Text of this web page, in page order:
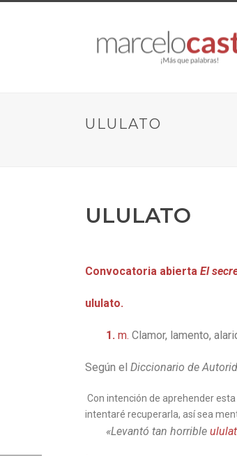
ULULATO
ULULATO
Convocatoria abierta El
ululato.
1. m. Clamor, lamento,
Según el Diccionario de
Con intención de aprehender
intentaré recuperarla, así sea
«Levantó tan horrible